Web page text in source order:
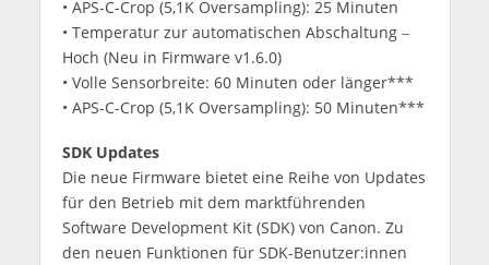
• APS-C-Crop (5,1K Oversampling): 25 Minuten
• Temperatur zur automatischen Abschaltung ‒
Hoch (Neu in Firmware v1.6.0)
• Volle Sensorbreite: 60 Minuten oder länger***
• APS-C-Crop (5,1K Oversampling): 50 Minuten***
SDK Updates
Die neue Firmware bietet eine Reihe von Updates
für den Betrieb mit dem marktführenden
Software Development Kit (SDK) von Canon. Zu
den neuen Funktionen für SDK-Benutzer:innen